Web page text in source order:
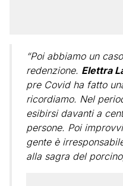
“Poi abbiamo un
redenzione. Elettra
pre Covid ha fatto
ricordiamo. Nel
esibirsi davanti a
persone. Poi
gente è
alla sagra del